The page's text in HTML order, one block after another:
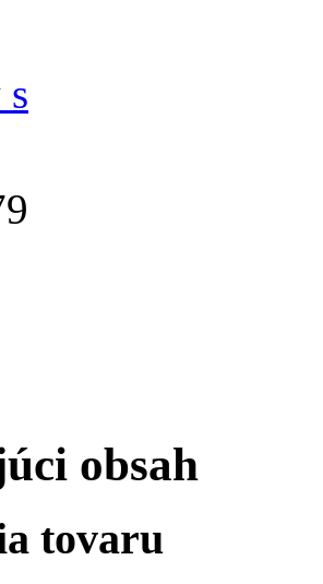
obsah
tovaru